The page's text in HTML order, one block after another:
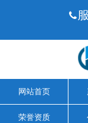

网站首页
荣誉资质